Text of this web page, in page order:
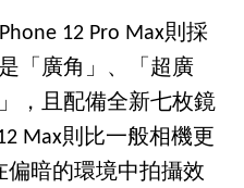
12 Pro Max則採
「廣角」、「超廣
，且配備全新七枚鏡
Max則比一般相機更
偏暗的環境中拍攝效